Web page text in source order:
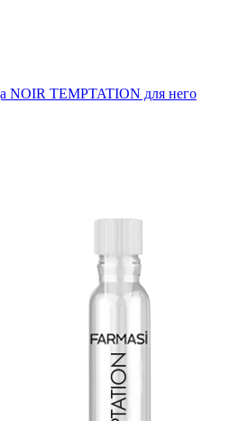
NOIR TEMPTATION для него